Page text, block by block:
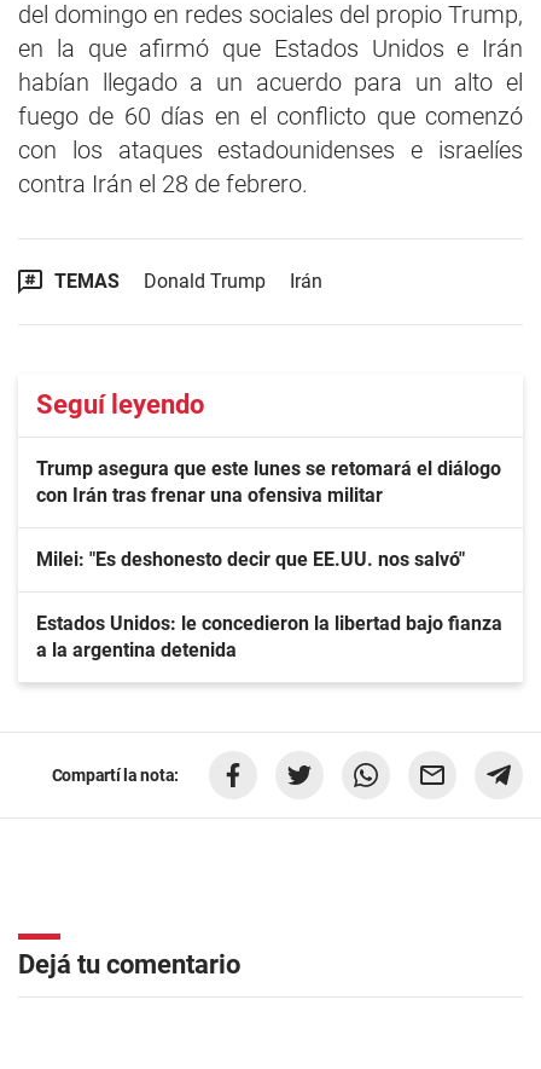
del domingo en redes sociales del propio Trump,
en la que afirmó que Estados Unidos e Irán
habían llegado a un acuerdo para un alto el
fuego de 60 días en el conflicto que comenzó
con los ataques estadounidenses e israelíes
contra Irán el 28 de febrero.
TEMAS Donald Trump Irán
Seguí leyendo
Trump asegura que este lunes se retomará el diálogo
con Irán tras frenar una ofensiva militar
Milei: "Es deshonesto decir que EE.UU. nos salvó"
Estados Unidos: le concedieron la libertad bajo fianza
a la argentina detenida
Compartí la nota:
Dejá tu comentario